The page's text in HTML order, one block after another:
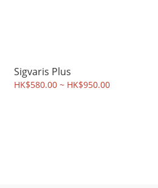
Sigvaris Plus
HK$580.00 ~ HK$950.00